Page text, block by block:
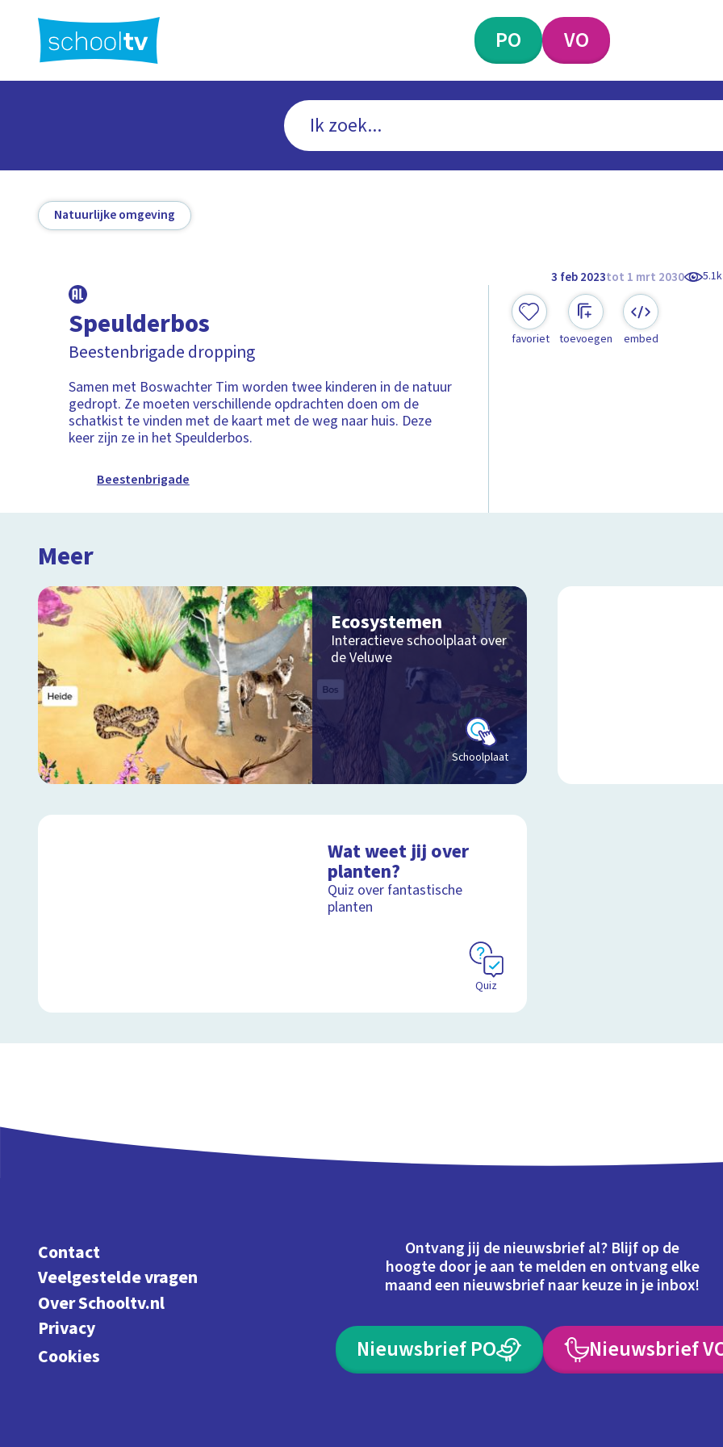
hoofdinhoud
PO VO
Natuurlijke omgeving
3 feb 2023tot 1 mrt 2030 5.1k
Speulderbos
Beestenbrigade dropping
Samen met Boswachter Tim worden twee kinderen in de natuur
gedropt. Ze moeten verschillende opdrachten doen om de
schatkist te vinden met de kaart met de weg naar huis. Deze
keer zijn ze in het Speulderbos.
Beestenbrigade
favoriet toevoegen embed
Meer
Ecosystemen
Interactieve schoolplaat over
de Veluwe
Schoolplaat
Wat weet jij over
planten?
Quiz over fantastische
planten
Quiz
Contact
Veelgestelde vragen
Over Schooltv.nl
Privacy
Cookies
Ontvang jij de nieuwsbrief al? Blijf op de
hoogte door je aan te melden en ontvang elke
maand een nieuwsbrief naar keuze in je inbox!
Nieuwsbrief PO Nieuwsbrief